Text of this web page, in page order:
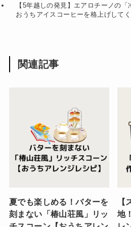
【5年越しの発見】エアロチーノの「
おうちアイスコーヒーを格上げして
関連記事
夏でも楽しめる！バターを
刻まない「椿山荘風」リッ
地